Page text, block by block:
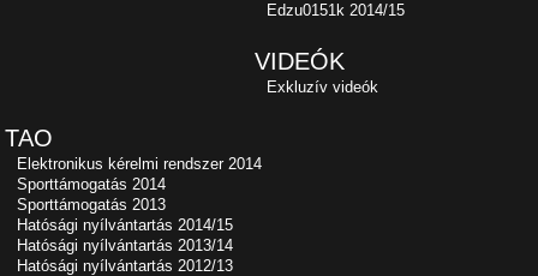
Edzu0151k 2014/15
VIDEÓK
Exkluzív videók
TAO
Elektronikus kérelmi rendszer 2014
Sporttámogatás 2014
Sporttámogatás 2013
Hatósági nyílvántartás 2014/15
Hatósági nyílvántartás 2013/14
Hatósági nyílvántartás 2012/13